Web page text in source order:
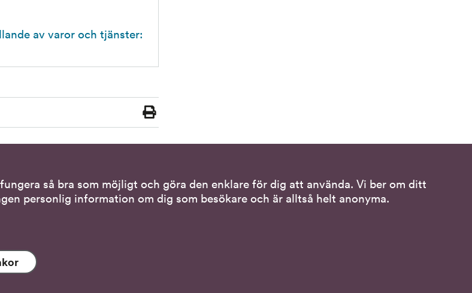
så bra som möjligt och göra den enklare för dig att använda. Vi ber om ditt
personlig information om dig som besökare och är alltså helt anonyma.
av varor och tjänster:
Skriv
ut
Genvägar Följ oss